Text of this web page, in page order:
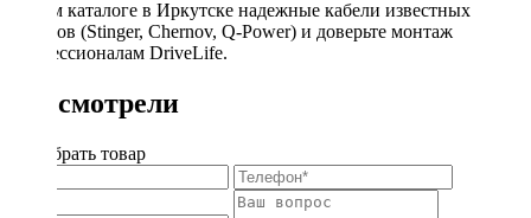
нашем каталоге в Иркутске надежные кабели известных
брендов (Stinger, Chernov, Q-Power) и доверьте монтаж
профессионалам DriveLife.
Вы смотрели
Подобрать товар